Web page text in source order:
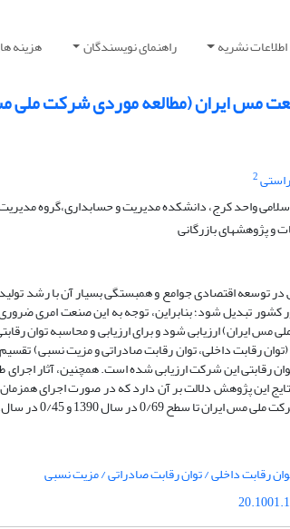
اطلاعات نشریه راهنمای نویسندگان هزینه
مس ایران (مطالعه موردی شرکت ملی
2
واحد کرج، دانشکده مدیریت و حسابداری،‌گروه
پژوهشهای بازرگانی
توسعه اقتصادی جوامع و همبستگی بسیار آن با رشد
کشور تبدیل شود؛ بنابراین، توجه به این صنعت امری
رقابت داخلی، توان رقابت صادراتی و مزیت نسبی)
رقابتی این شرکت ارزیابی شده است. همچنین، آثار
این پژوهش دلالت بر آن دارد که در صورت اجرای همزمان
در سال 1390 و 0/45 در سال1391 وجود داشته است.
رقابت داخلی / توان رقابت صادراتی / مزیت نسبی